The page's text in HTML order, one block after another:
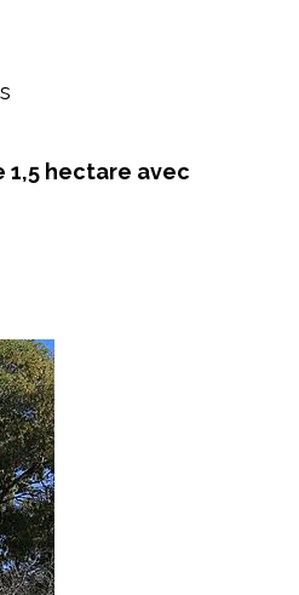
1,5 hectare avec